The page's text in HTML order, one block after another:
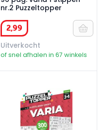
nr.2 Puzzeltopper
2,99
Uitverkocht
of snel afhalen in 67 winkels